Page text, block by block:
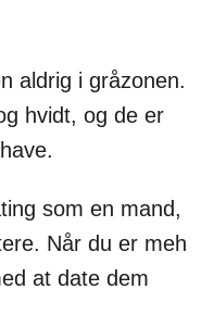
aldrig i gråzonen.
hvidt, og de er
som en mand,
Når du er meh
at date dem